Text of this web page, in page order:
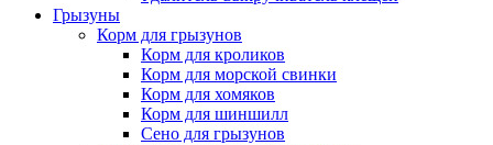
Грызуны
Корм для грызунов
Корм для кроликов
Корм для морской свинки
Корм для хомяков
Корм для шиншилл
Сено для грызунов